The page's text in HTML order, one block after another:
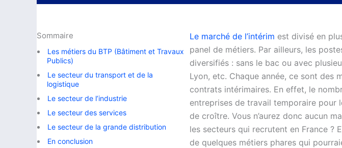
Sommaire
Les métiers du BTP (Bâtiment et Travaux
Publics)
Le secteur du transport et de la
logistique
Le secteur de l’industrie
Le secteur des services
Le secteur de la grande distribution
En conclusion
Le marché de l’intérim est divisé en
panel de métiers. Par ailleurs, les
diversifiés : sans le bac ou avec
Lyon, etc. Chaque année, ce sont des
contrats intérimaires. En effet, le
entreprises de travail temporaire pour
de croître. Vous n’aurez donc aucun
les secteurs qui recrutent en France ?
de quelques métiers phares qui